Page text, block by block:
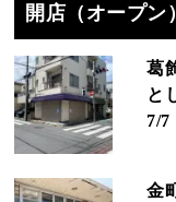
開店（オープン
葛
と
7/7
金